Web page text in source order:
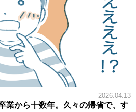
2026.04.13
業から十数年。久々の帰省で、す